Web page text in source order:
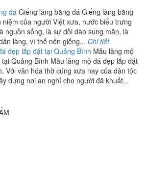
đáGiếng làng bằng đá Giếng làng bằng
niệm của người Việt xưa, nước biểu trưng
nguồn sống, là sự dồi dào sung mãn, là
làng, vì thế nên giếng... Chi tiết
đẹp lắp đặt tại Quảng Bình Mẫu lăng mộ
Quảng Bình Mẫu lăng mộ đá đẹp lắp đặt
Với văn hóa thờ cúng xưa nay của dân tộc
dựng nơi an nghỉ cho người đã khuất...